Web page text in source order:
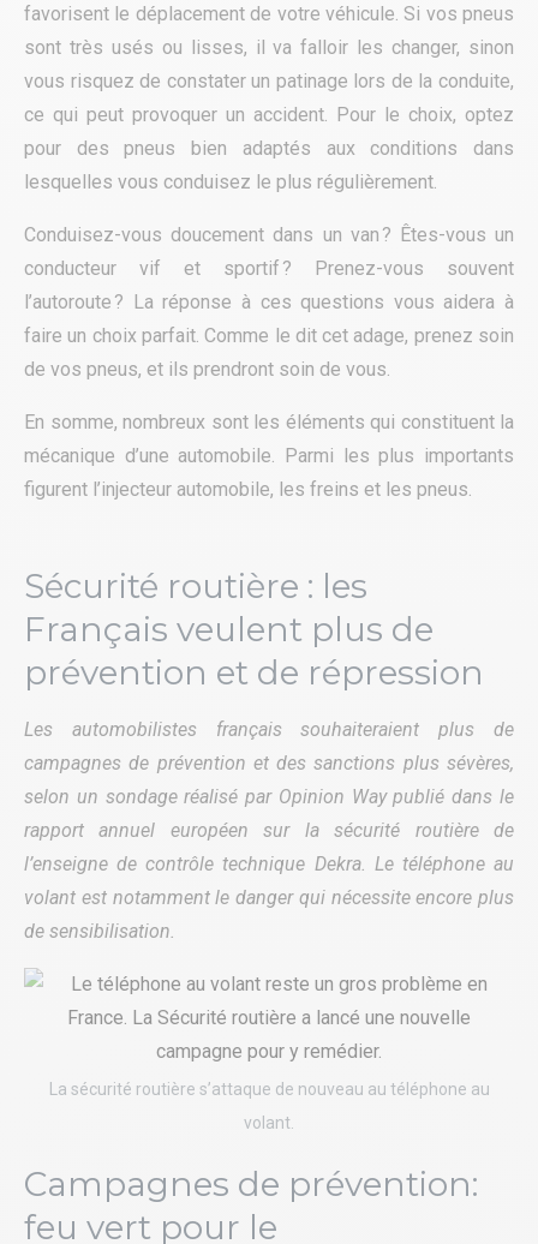
favorisent le déplacement de votre véhicule. Si vos pneus
sont très usés ou lisses, il va falloir les changer, sinon
vous risquez de constater un patinage lors de la conduite,
ce qui peut provoquer un accident. Pour le choix, optez
pour des pneus bien adaptés aux conditions dans
lesquelles vous conduisez le plus régulièrement.
Conduisez-vous doucement dans un van ? Êtes-vous un
conducteur vif et sportif ? Prenez-vous souvent
l’autoroute ? La réponse à ces questions vous aidera à
faire un choix parfait. Comme le dit cet adage, prenez soin
de vos pneus, et ils prendront soin de vous.
En somme, nombreux sont les éléments qui constituent la
mécanique d’une automobile. Parmi les plus importants
figurent l’injecteur automobile, les freins et les pneus.
Sécurité routière : les
Français veulent plus de
prévention et de répression
Les automobilistes français souhaiteraient plus de
campagnes de prévention et des sanctions plus sévères,
selon un sondage réalisé par Opinion Way publié dans le
rapport annuel européen sur la sécurité routière de
l’enseigne de contrôle technique Dekra. Le téléphone au
volant est notamment le danger qui nécessite encore plus
de sensibilisation.
La sécurité routière s’attaque de nouveau au téléphone au
volant.
Campagnes de prévention:
feu vert pour le